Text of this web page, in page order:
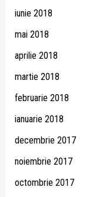
iunie 2018
mai 2018
aprilie 2018
martie 2018
februarie 2018
ianuarie 2018
decembrie 2017
noiembrie 2017
octombrie 2017